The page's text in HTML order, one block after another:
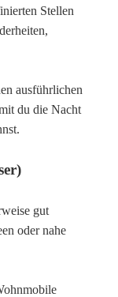
Stellen
ausführlichen
du die Nacht
gut
oder nahe